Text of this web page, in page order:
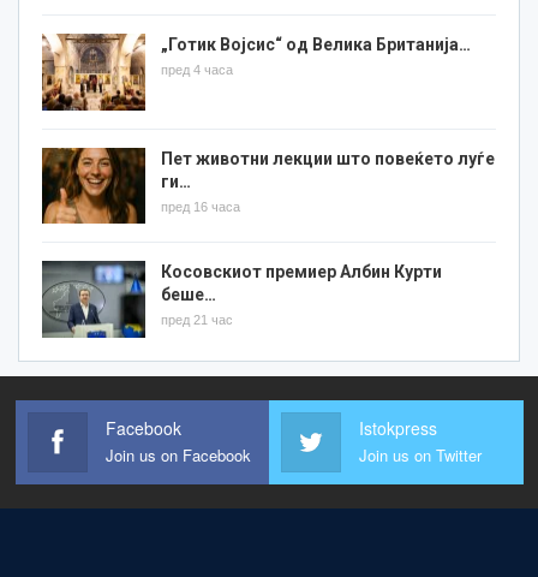
„Готик Војсис“ од Велика Британија…
пред 4 часа
Пет животни лекции што повеќето луѓе
ги…
пред 16 часа
Косовскиот премиер Албин Курти
беше…
пред 21 час
Facebook
Join us on Facebook
Istokpress
Join us on Twitter